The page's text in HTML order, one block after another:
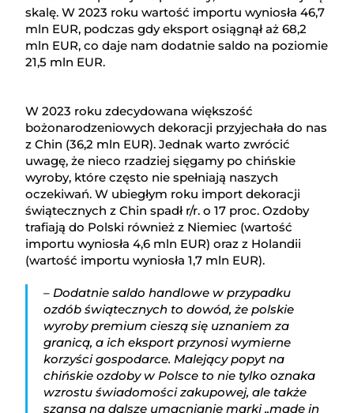
skalę. W 2023 roku wartość importu wyniosła 46,7
mln EUR, podczas gdy eksport osiągnął aż 68,2
mln EUR, co daje nam dodatnie saldo na poziomie
21,5 mln EUR.
W 2023 roku zdecydowana większość
bożonarodzeniowych dekoracji przyjechała do nas
z Chin (36,2 mln EUR). Jednak warto zwrócić
uwagę, że nieco rzadziej sięgamy po chińskie
wyroby, które często nie spełniają naszych
oczekiwań. W ubiegłym roku import dekoracji
świątecznych z Chin spadł r/r. o 17 proc. Ozdoby
trafiają do Polski również z Niemiec (wartość
importu wyniosła 4,6 mln EUR) oraz z Holandii
(wartość importu wyniosła 1,7 mln EUR).
– Dodatnie saldo handlowe w przypadku
ozdób świątecznych to dowód, że polskie
wyroby premium cieszą się uznaniem za
granicą, a ich eksport przynosi wymierne
korzyści gospodarce. Malejący popyt na
chińskie ozdoby w Polsce to nie tylko oznaka
wzrostu świadomości zakupowej, ale także
szansa na dalsze umacnianie marki „made in